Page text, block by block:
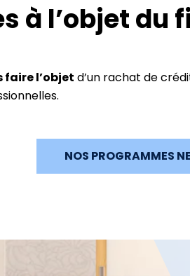
à l’objet du
faire l’objet d’un rachat de
NOS PROGRAMMES